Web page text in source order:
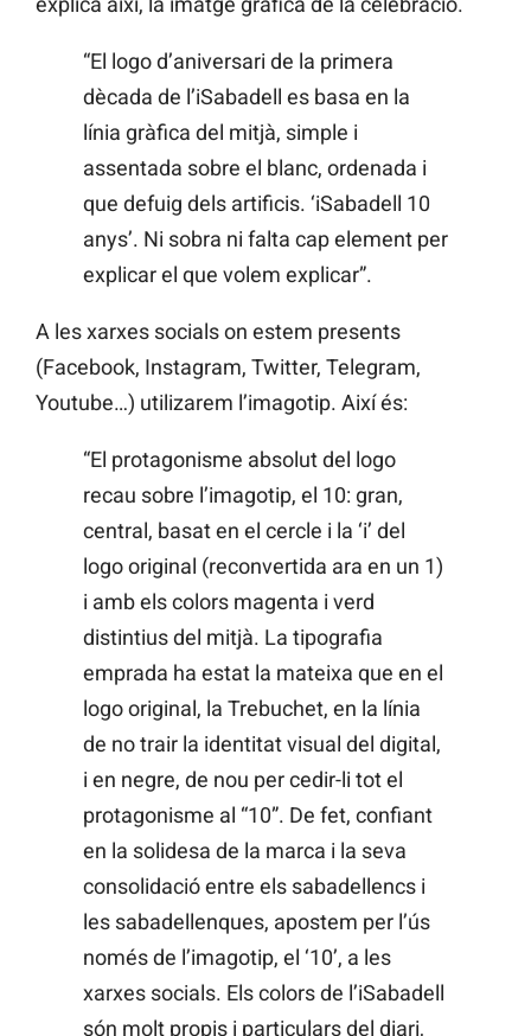
“El logo d’aniversari de la primera
dècada de l’iSabadell es basa en la
línia gràfica del mitjà, simple i
assentada sobre el blanc, ordenada i
que defuig dels artificis. ‘iSabadell 10
anys’. Ni sobra ni falta cap element per
explicar el que volem explicar”.
A les xarxes socials on estem presents
(Facebook, Instagram, Twitter, Telegram,
Youtube…) utilizarem l’imagotip. Així és:
“El protagonisme absolut del logo
recau sobre l’imagotip, el 10: gran,
central, basat en el cercle i la ‘i’ del
logo original (reconvertida ara en un 1)
i amb els colors magenta i verd
distintius del mitjà. La tipografia
emprada ha estat la mateixa que en el
logo original, la Trebuchet, en la línia
de no trair la identitat visual del digital,
i en negre, de nou per cedir-li tot el
protagonisme al “10”. De fet, confiant
en la solidesa de la marca i la seva
consolidació entre els sabadellencs i
les sabadellenques, apostem per l’ús
només de l’imagotip, el ‘10’, a les
xarxes socials. Els colors de l’iSabadell
són molt propis i particulars del diari,